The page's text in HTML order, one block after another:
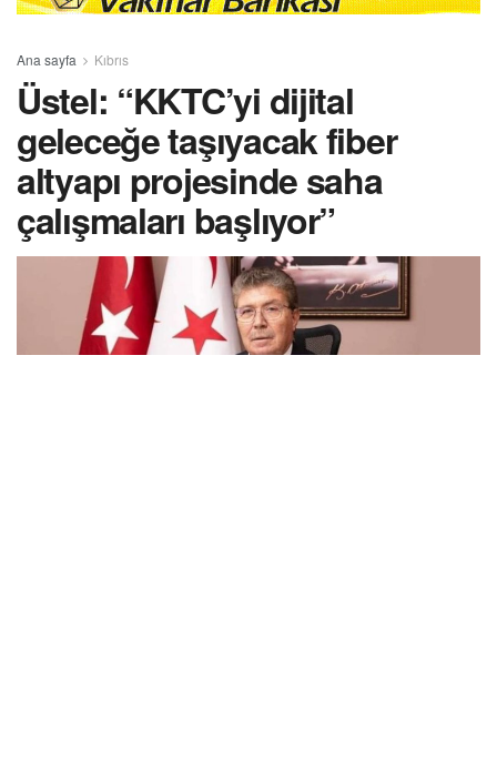
Ana sayfa Kıbrıs
Üstel: “KKTC’yi dijital
geleceğe taşıyacak fiber
altyapı projesinde saha
çalışmaları başlıyor”